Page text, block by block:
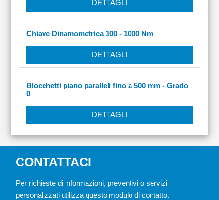
DETTAGLI
Chiave Dinamometrica 100 - 1000 Nm
DETTAGLI
Blocchetti piano paralleli fino a 500 mm - Grado
0
DETTAGLI
CONTATTACI
Per richieste di informazioni, preventivi o servizi
personalizzati utilizza questo modulo di contatto.